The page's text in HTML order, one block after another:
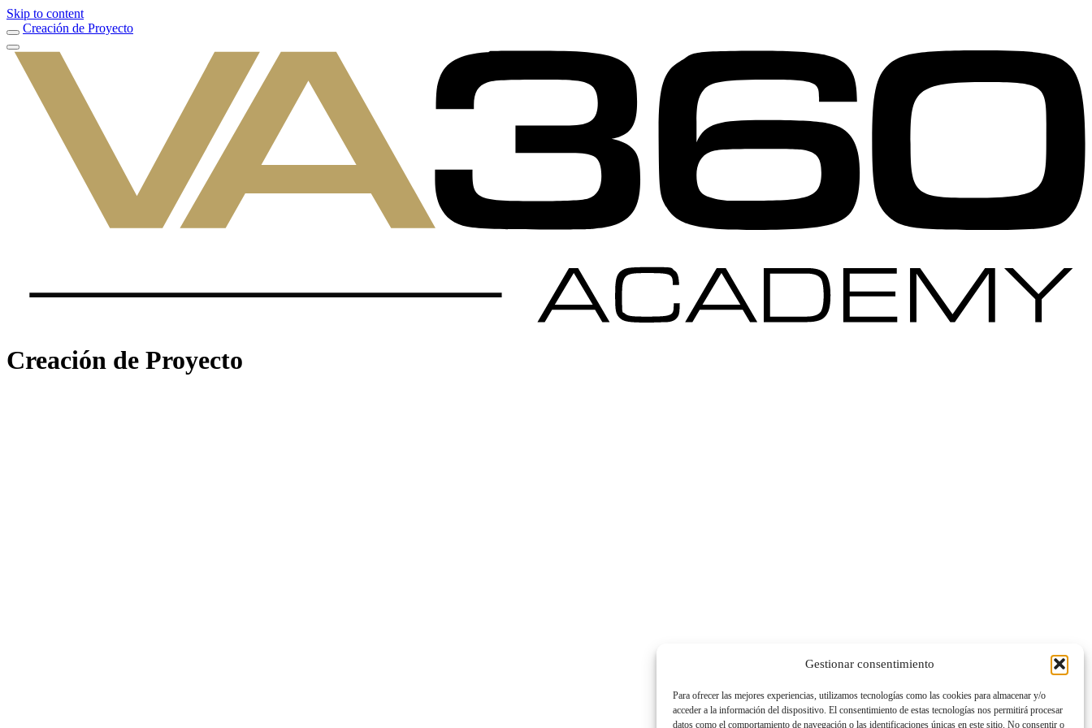
Gestionar consentimiento
Para ofrecer las mejores experiencias, utilizamos tecnologías como las cookies para almacenar y/o
acceder a la información del dispositivo. El consentimiento de estas tecnologías nos permitirá procesar
datos como el comportamiento de navegación o las identificaciones únicas en este sitio. No consentir o
Skip to content
Creación de Proyecto
Creación de Proyecto